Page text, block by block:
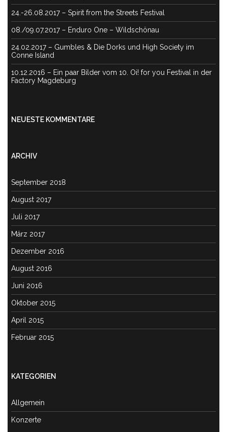
24.-26.08.2017 – Spirit from the Streets Festival
08./09.07.2017 – Enduro One – Wildschönau
24.02.2017 – Gumbles & Die Dorks und High Society im
Conne Island
10.12.2016 – Ein paar Bilder vom 10. Oi! for you Festival in der
Factory Magdeburg
NEUESTE KOMMENTARE
ARCHIV
September 2018
August 2017
Juli 2017
März 2017
Dezember 2016
August 2016
Juni 2016
Oktober 2015
April 2015
Februar 2015
KATEGORIEN
Allgemein
Konzerte